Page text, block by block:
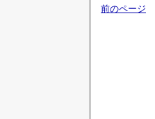
前のページ